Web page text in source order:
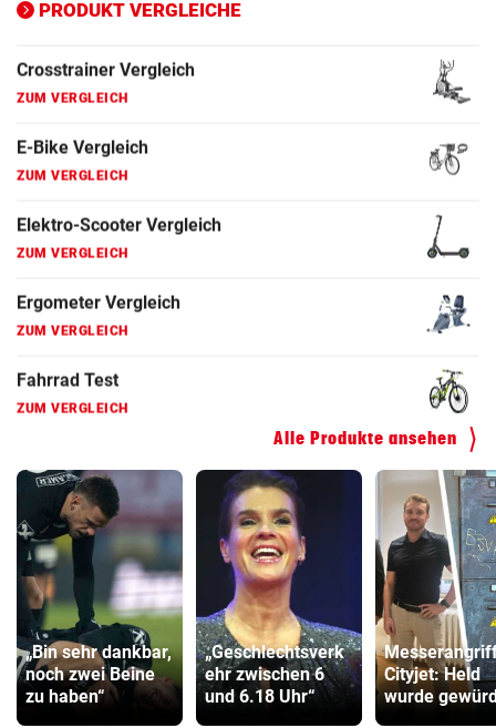
PRODUKT VERGLEICHE
Ergometer Vergleich
Fahrrad Test
Fahrradanhänger Vergleich
Faszienrolle Vergleich
Hoverboard Vergleich
Kinderfahrrad Vergleich
Alle Produkte ansehen
„Bin sehr dankbar,
noch zwei Beine
zu haben“
„Geschlechtsverk
ehr zwischen 6
und 6.18 Uhr“
Cityjet: Held
wurde